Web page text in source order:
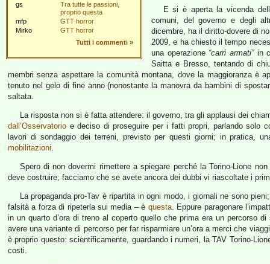
gs
Tra tutte le passioni,
proprio questa
mfp
GTT horror
Mirko
GTT horror
Tutti i commenti »
E si è aperta la vicenda
comuni, del governo e degli
dicembre, ha il diritto-dovere di
2009, e ha chiesto il tempo
una operazione “carri armati”in
Saitta e Bresso, tentando di
membri senza aspettare la comunità montana, dove la maggioranza è
tenuto nel gelo di fine anno (nonostante la manovra da bambini di
saltata.
La risposta non si è fatta attendere: il governo, tra gli applausi dei
dall’Osservatorio e deciso di proseguire per i fatti propri, parlando solo
lavori di sondaggio dei terreni, previsto per questi giorni; in pratica,
mobilitazioni.
Spero di non dovermi rimettere a spiegare perché la Torino-Lione
deve costruire; facciamo che se avete ancora dei dubbi vi riascoltate i
La propaganda pro-Tav è ripartita in ogni modo, i giornali ne sono
falsità a forza di ripeterla sui media – è questa. Eppure paragonare
in un quarto d’ora di treno al coperto quello che prima era un percorso
avere una variante di percorso per far risparmiare un’ora a merci che
è proprio questo: scientificamente, guardando i numeri, la TAV Torino-
costi.